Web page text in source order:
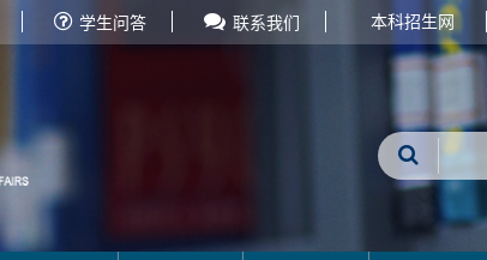
学生问答 联系我们 本科招生网